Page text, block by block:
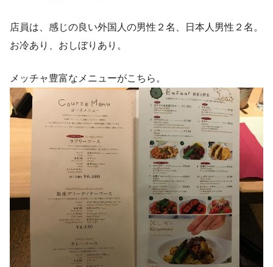
店員は、感じの良い外国人の男性２名、日本人男性２名。
お冷あり、おしぼりあり。
メッチャ豊富なメニューがこちら。